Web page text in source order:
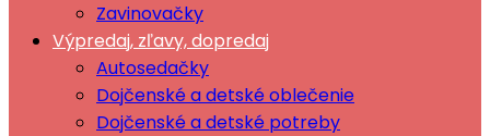
Zavinovačky
Výpredaj, zľavy, dopredaj
Autosedačky
Dojčenské a detské oblečenie
Dojčenské a detské potreby